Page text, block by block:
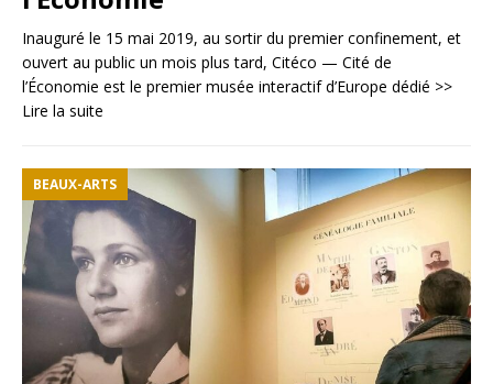
Inauguré le 15 mai 2019, au sortir du premier confinement, et
ouvert au public un mois plus tard, Citéco — Cité de
l’Économie est le premier musée interactif d’Europe dédié >>
Lire la suite
BEAUX-ARTS